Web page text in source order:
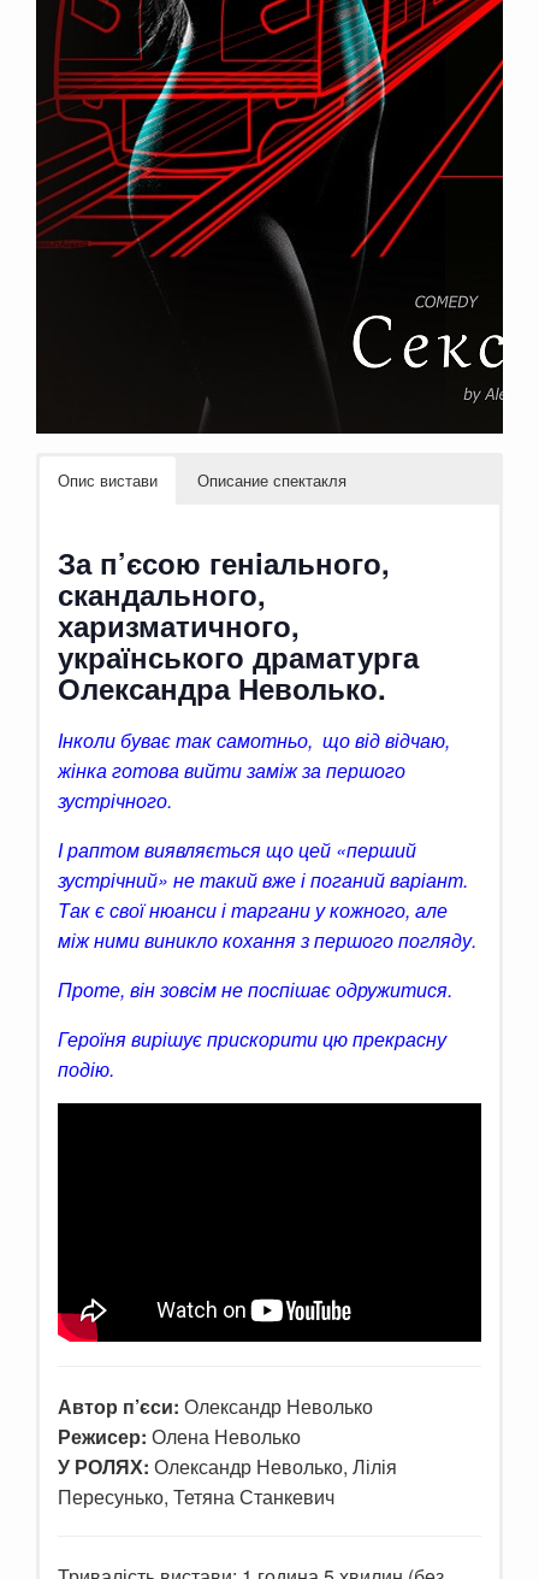
Опис вистави Описание спектакля
За п’єсою генiального,
скандального,
харизматичного,
українського драматурга
Олександра Неволько.
Інколи буває так самотньо, що від відчаю,
жінка готова вийти заміж за першого
зустрічного.
І раптом виявляється що цей «перший
зустрічний» не такий вже і поганий варіант.
Так є свої нюанси і таргани у кожного, але
між ними виникло кохання з першого погляду.
Проте, він зовсім не поспішає одружитися.
Героїня вирішує прискорити цю прекрасну
подію.
Автор п’єси: Олександр Неволько
Режисер: Олена Неволько
У РОЛЯХ: Олександр Неволько, Лілія
Пересунько, Тетяна Станкевич